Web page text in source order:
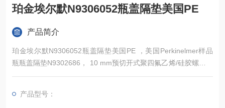
珀金埃尔默N9306052瓶盖隔垫美国PE
产品简介
珀金埃尔默N9306052瓶盖隔垫美国PE ，美国Perkinelmer样品
瓶瓶盖隔垫N9302686， 10 mm预切开式聚四氟乙烯/硅胶螺纹盖
组件（100件装）。产品*，常备现货。
产品型号：